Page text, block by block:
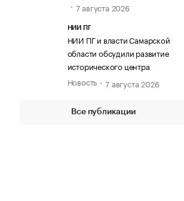
7 августа 2026
НИИ ПГ
НИИ ПГ и власти Самарской
области обсудили развитие
исторического центра
Новость
7 августа 2026
Все публикации